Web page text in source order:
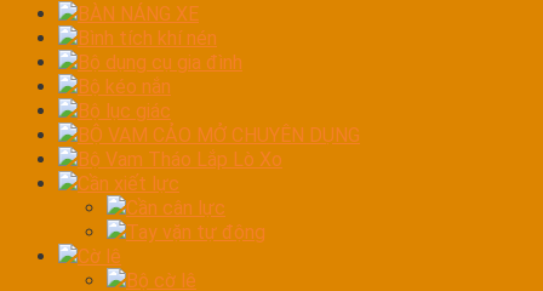
BÀN NÁNG XE
Bình tích khí nén
Bộ dụng cụ gia đình
Bộ kéo nắn
Bộ lục giác
BỘ VAM CẢO MỞ CHUYÊN DỤNG
Bộ Vam Tháo Lắp Lò Xo
Cần xiết lực
Cần cân lực
Tay vặn tự động
Cờ lê
Bộ cờ lê